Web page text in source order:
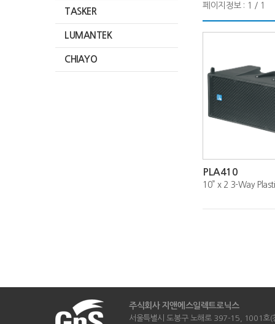
TASKER
LUMANTEK
CHIAYO
페이지정보 : 1 / 1
PLA410
주식회사 지앤에스일렉트로닉스
서울특별시 도봉구 노해로 397-15,